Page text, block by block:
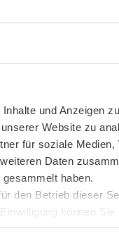
und Anzeigen
Website zu
für soziale Medien,
Daten
haben.
den Betrieb dieser
können Sie
oder widerrufen.
bei.
und